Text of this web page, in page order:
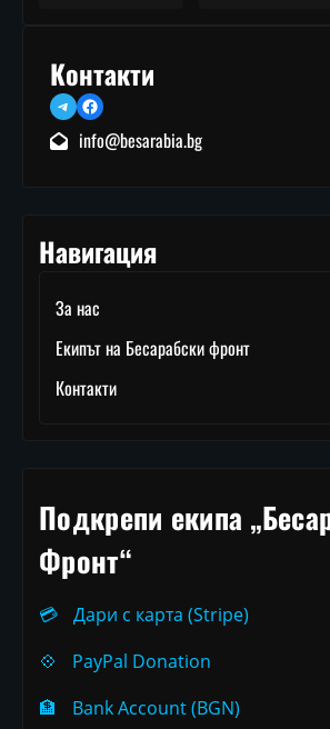
Контакти
TelegramFacebook
info@besarabia.bg
Навигация
За нас
Екипът на Бесарабски фронт
Контакти
Подкрепи екипа
Фронт“
💳
Дари с карта (Stripe)
💠
PayPal Donation
🏦
Bank Account (BGN)